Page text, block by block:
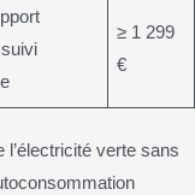
≥ 1 299
€
verte sans